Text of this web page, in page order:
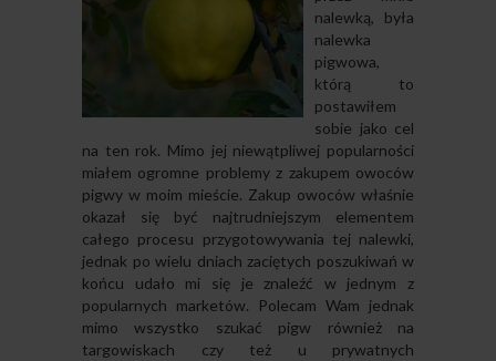
nalewką, była
nalewka
pigwowa,
którą to
postawiłem
sobie jako cel
na ten rok. Mimo jej niewątpliwej popularności
miałem ogromne problemy z zakupem owoców
pigwy w moim mieście. Zakup owoców właśnie
okazał się być najtrudniejszym elementem
całego procesu przygotowywania tej nalewki,
jednak po wielu dniach zaciętych poszukiwań w
końcu udało mi się je znaleźć w jednym z
popularnych marketów. Polecam Wam jednak
mimo wszystko szukać pigw również na
targowiskach czy też u prywatnych